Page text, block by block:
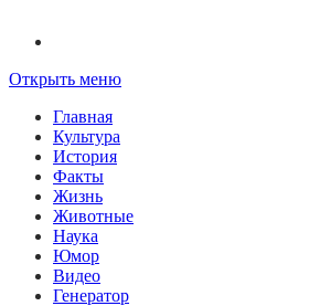
Открыть меню
Главная
Культура
История
Факты
Жизнь
Животные
Наука
Юмор
Видео
Генератор